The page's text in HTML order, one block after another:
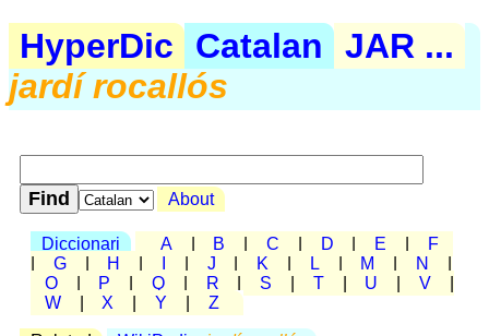
HyperDic Catalan
JAR ...
jardí rocallós
About
Diccionari A B C D E
F
G H J K L M N
O
P Q R S T U V
W
X Y Z